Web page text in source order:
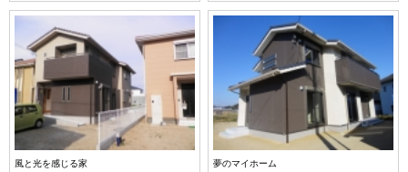
風と光を感じる家 夢のマイホーム